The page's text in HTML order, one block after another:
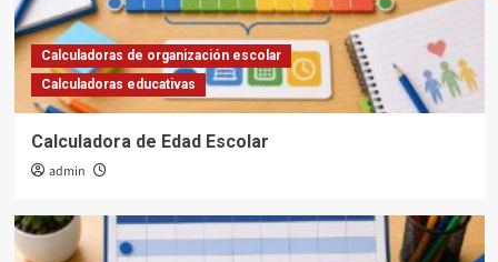
Calculadoras de organización escolar
Calculadoras educativas
Calculadora de Edad Escolar
admin